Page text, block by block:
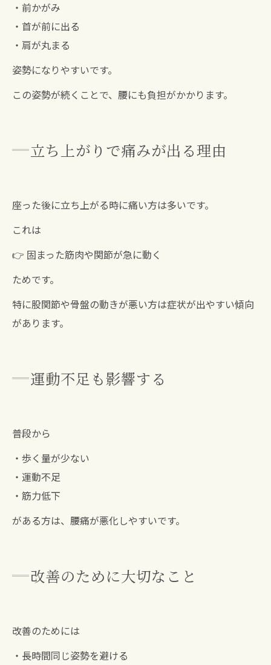
・前かがみ
・首が前に出る
・肩が丸まる
姿勢になりやすいです。
この姿勢が続くことで、腰にも負担がかかります。
立ち上がりで痛みが出る理由
座った後に立ち上がる時に痛い方は多いです。
これは
👉 固まった筋肉や関節が急に動く
ためです。
特に股関節や骨盤の動きが悪い方は症状が出やすい傾向
があります。
運動不足も影響する
普段から
・歩く量が少ない
・運動不足
・筋力低下
がある方は、腰痛が悪化しやすいです。
改善のために大切なこと
改善のためには
・長時間同じ姿勢を避ける